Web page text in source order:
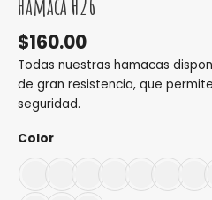
$160.00
Todas nuestras hamacas
de gran resistencia, que
seguridad.
Color